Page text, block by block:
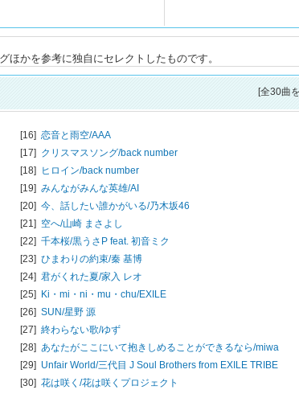
かを参考に独自にセレクトしたものです。
[全30曲
[16] 恋音と雨空/AAA
[17] クリスマスソング/back number
[18] ヒロイン/back number
[19] みんながみんな英雄/AI
[20] 今、話したい誰かがいる/乃木坂46
[21] 空へ/山崎 まさよし
[22] 千本桜/黒うさP feat. 初音ミク
[23] ひまわりの約束/秦 基博
[24] 君がくれた夏/家入 レオ
[25] Ki・mi・ni・mu・chu/EXILE
[26] SUN/星野 源
[27] 終わらない歌/ゆず
[28] あなたがここにいて抱きしめることができるなら/miwa
[29] Unfair World/三代目 J Soul Brothers from EXILE TRIBE
[30] 花は咲く/花は咲くプロジェクト